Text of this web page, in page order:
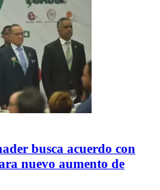
busca acuerdo con
nuevo aumento de